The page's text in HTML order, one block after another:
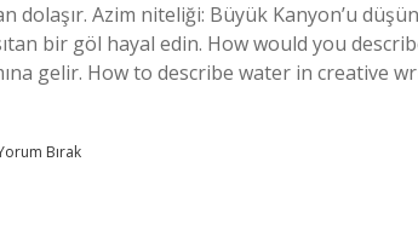
dolaşır. Azim niteliği: Büyük Kanyon’u
bir göl hayal edin. How would you
gelir. How to describe water in creative
Bırak